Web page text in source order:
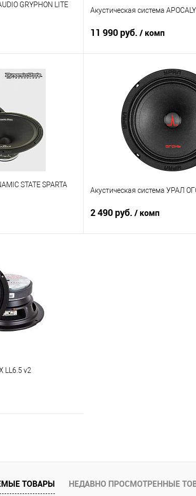
GRYPHON LITE
Акустическая система
11 990 руб. / комп
В
Сравнение
STATE SPARTA
В избранное
Акустическая система УРАЛ
2 490 руб. / комп
LL6.5 v2
В избранное
ТОВАРЫ НЕДАВНО ПРОСМОТРЕННЫЕ